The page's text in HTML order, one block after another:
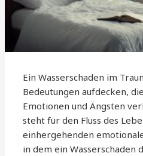
Ein Wasserschaden im
Bedeutungen aufdecken,
Emotionen und Ängsten
steht für den Fluss des
einhergehenden
in dem ein